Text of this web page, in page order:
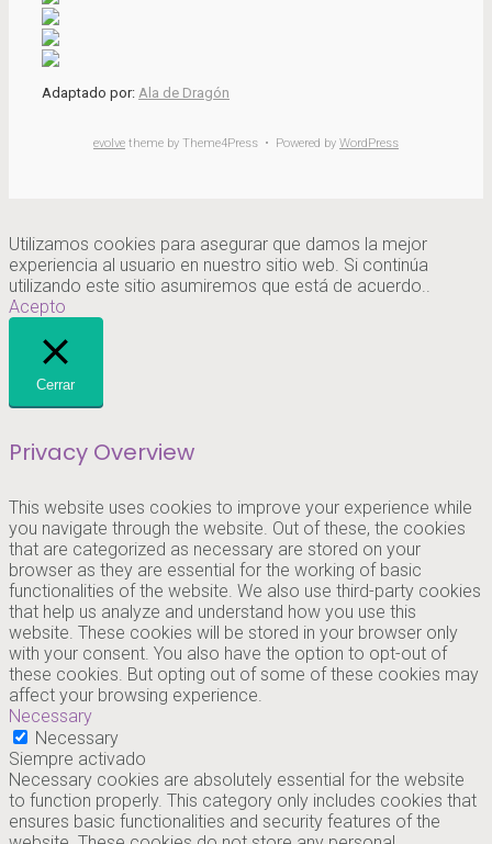
Adaptado por: Ala de Dragón
evolve theme by Theme4Press • Powered by WordPress
Utilizamos cookies para asegurar que damos la mejor
experiencia al usuario en nuestro sitio web. Si continúa
utilizando este sitio asumiremos que está de acuerdo..
Acepto
Cerrar
Privacy Overview
This website uses cookies to improve your experience while
you navigate through the website. Out of these, the cookies
that are categorized as necessary are stored on your
browser as they are essential for the working of basic
functionalities of the website. We also use third-party cookies
that help us analyze and understand how you use this
website. These cookies will be stored in your browser only
with your consent. You also have the option to opt-out of
these cookies. But opting out of some of these cookies may
affect your browsing experience.
Necessary
Necessary
Siempre activado
Necessary cookies are absolutely essential for the website
to function properly. This category only includes cookies that
ensures basic functionalities and security features of the